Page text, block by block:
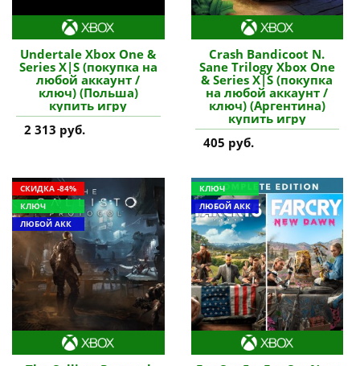
Undertale Xbox One &
Series X|S (покупка на
любой аккаунт /
ключ) (Польша)
купить игру
2 313 руб.
Crash Bandicoot N.
Sane Trilogy Xbox One
& Series X|S (покупка
на любой аккаунт /
ключ) (Аргентина)
купить игру
405 руб.
СКИДКА -84%
КЛЮЧ
ЛЮБОЙ АКК
КЛЮЧ
ЛЮБОЙ АКК